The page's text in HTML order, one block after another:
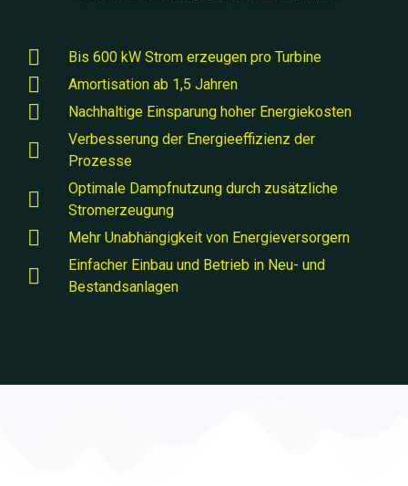
Bis 600 kW Strom erzeugen pro Turbine
Amortisation ab 1,5 Jahren
Nachhaltige Einsparung hoher Energiekosten
Verbesserung der Energieeffizienz der
Prozesse
Optimale Dampfnutzung durch zusätzliche
Stromerzeugung
Mehr Unabhängigkeit von Energieversorgern
Einfacher Einbau und Betrieb in Neu- und
Bestandsanlagen